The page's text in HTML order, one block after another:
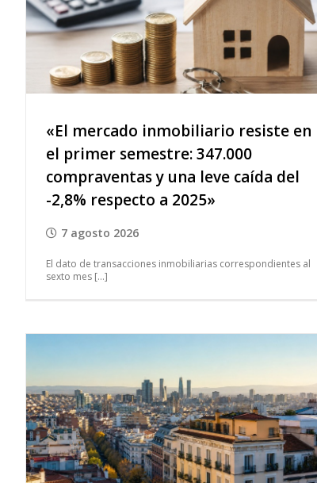
«El mercado inmobiliario resiste en
el primer semestre: 347.000
compraventas y una leve caída del
-2,8% respecto a 2025»
7 agosto 2026
El dato de transacciones inmobiliarias correspondientes al
sexto mes [...]